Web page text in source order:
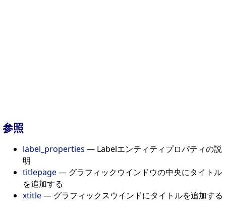
参照
label_properties — Labelエンティティプロパティの説
明
titlepage— グラフィックウインドウの中央にタイトル
を追加する
xtitle— グラフィックスウインドにタイトルを追加する